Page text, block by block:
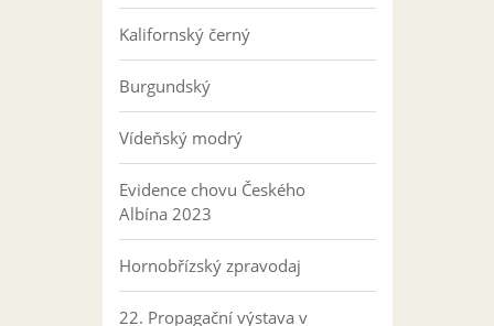
Kalifornský černý
Burgundský
Vídeňský modrý
Evidence chovu Českého
Albína 2023
Hornobřízský zpravodaj
22. Propagační výstava v